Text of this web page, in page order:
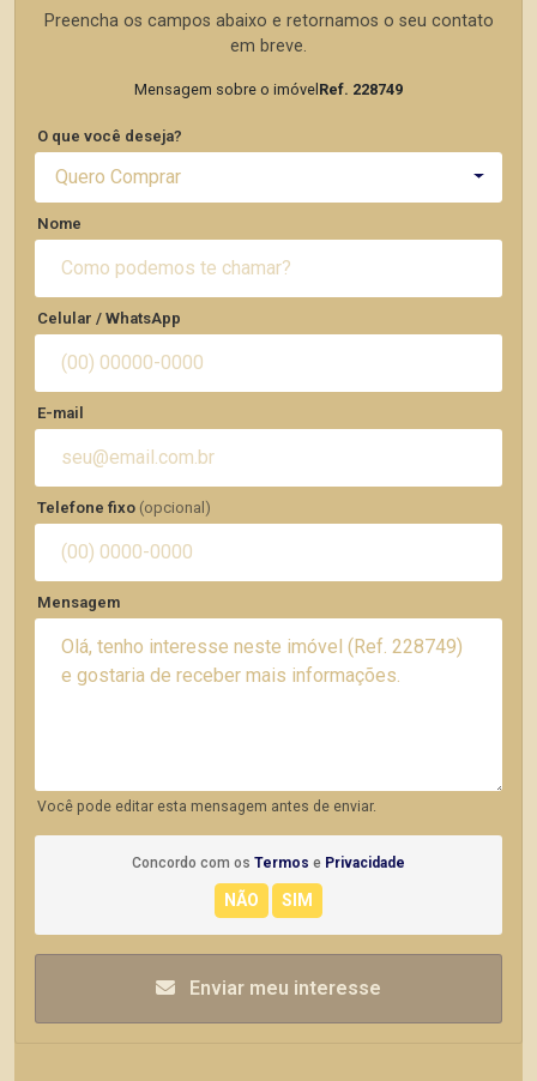
Preencha os campos abaixo e retornamos o seu contato
em breve.
Mensagem sobre o imóvelRef. 228749
O que você deseja?
Quero Comprar
Nome
Celular / WhatsApp
E-mail
Telefone fixo (opcional)
Mensagem
Você pode editar esta mensagem antes de enviar.
Concordo com os Termos e Privacidade
Enviar meu interesse